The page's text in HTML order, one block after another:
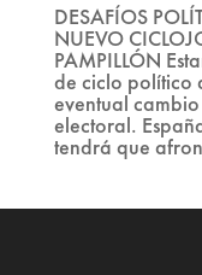
DESAFÍOS
NUEVO
PAMPILLÓN
de ciclo político
eventual
electoral.
tendrá que